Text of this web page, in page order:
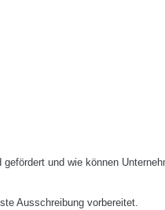
und wie können
Ausschreibung vorbereitet.